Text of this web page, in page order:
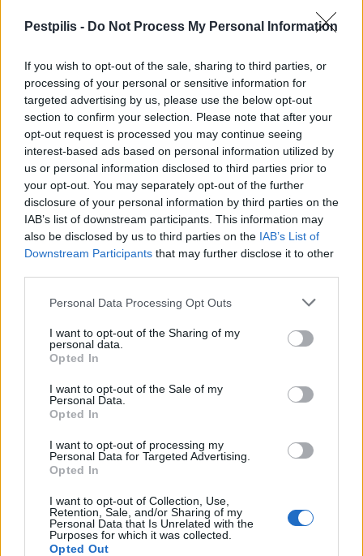
Pestpilis - Do Not Process My Personal Information
If you wish to opt-out of the sale, sharing to third parties, or
processing of your personal or sensitive information for
targeted advertising by us, please use the below opt-out
section to confirm your selection. Please note that after your
opt-out request is processed you may continue seeing
interest-based ads based on personal information utilized by
us or personal information disclosed to third parties prior to
your opt-out. You may separately opt-out of the further
disclosure of your personal information by third parties on the
IAB’s list of downstream participants. This information may
also be disclosed by us to third parties on the IAB’s List of
Downstream Participants that may further disclose it to other
Personal Data Processing Opt Outs
I want to opt-out of the Sharing of my
personal data.
Opted In
I want to opt-out of the Sale of my
Personal Data.
Opted In
I want to opt-out of processing my
Personal Data for Targeted Advertising.
Opted In
I want to opt-out of Collection, Use,
Retention, Sale, and/or Sharing of my
Personal Data that Is Unrelated with the
Purposes for which it was collected.
Opted Out
Feliratkozom a hírlevélre és elfogadom azadatvédelmi
FELIRATKOZÁS
LEGFRISSEBB
Országos
Megérkezett az eső a Duna vízgyűjtőjére
Helyi
Amire többmillióan vártunk: szombattól
másodfokúra csökken a riasztás
Fából épül Budakeszi új óvodája
HIRDETÉS